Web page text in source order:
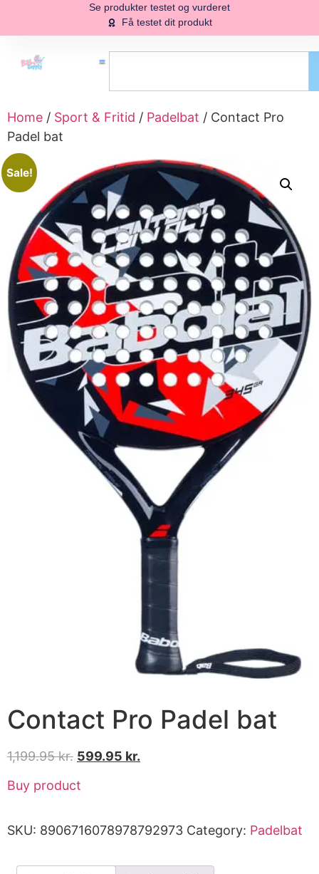
Se produkter testet og vurderet
Få testet dit produkt
Home / Sport & Fritid / Padelbat / Contact Pro
Padel bat
Sale!
Contact Pro Padel bat
1,199.95kr. 599.95 kr.
Buy product
SKU: 8906716078978792973 Category: Padelbat